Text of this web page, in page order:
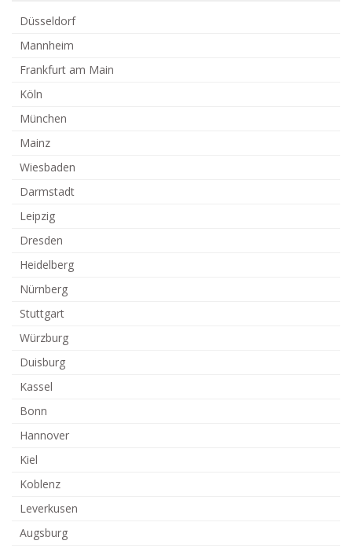
Düsseldorf
Mannheim
Frankfurt am Main
Köln
München
Mainz
Wiesbaden
Darmstadt
Leipzig
Dresden
Heidelberg
Nürnberg
Stuttgart
Würzburg
Duisburg
Kassel
Bonn
Hannover
Kiel
Koblenz
Leverkusen
Augsburg